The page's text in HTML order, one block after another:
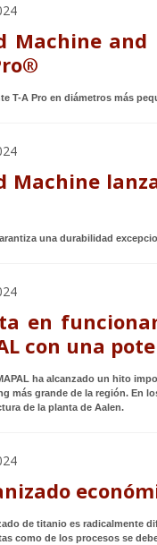
Machine
T-A Pro en diámetros más
Machine
una durabilidad
en
con una
ha alcanzado un hito
más grande de la región. En
de la planta de Aalen.
de titanio es radicalmente
como de los procesos se